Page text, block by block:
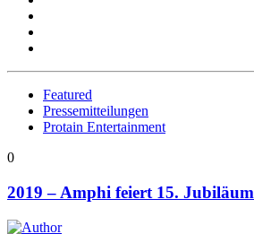
Featured
Pressemitteilungen
Protain Entertainment
0
2019 – Amphi feiert 15. Jubiläum